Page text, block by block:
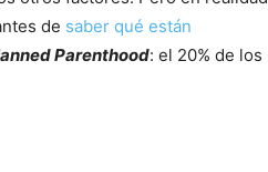
de saber qué están
Parenthood: el 20% de los